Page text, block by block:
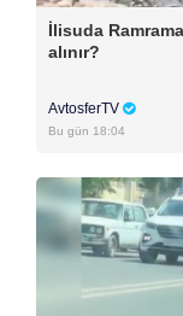
İlisuda
alınır?
AvtosferTV
Bu gün 18:04